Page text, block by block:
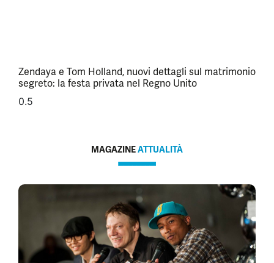
Zendaya e Tom Holland, nuovi dettagli sul matrimonio
segreto: la festa privata nel Regno Unito
MAGAZINEATTUALITÀ